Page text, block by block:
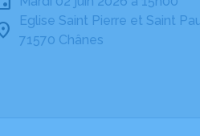
Eglise Saint Pierre et Saint
71570 Chânes